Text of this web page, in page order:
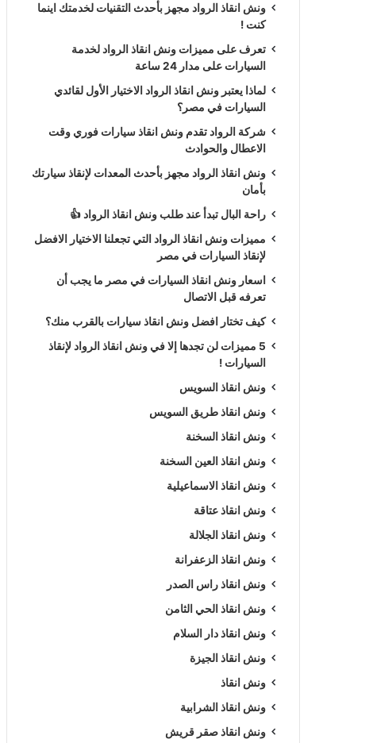
ونش انقاذ الرواد مجهز بأحدث التقنيات لخدمتك اينما
كنت !
تعرف على مميزات ونش انقاذ الرواد لخدمة
السيارات على مدار 24 ساعة
لماذا يعتبر ونش انقاذ الرواد الاختيار الأول لقائدي
السيارات في مصر؟
شركة الرواد تقدم ونش انقاذ سيارات فوري وقت
الاعطال والحوادث
ونش انقاذ الرواد مجهز بأحدث المعدات لإنقاذ سيارتك
بأمان
راحة البال تبدأ عند طلب ونش انقاذ الرواد 👍
مميزات ونش انقاذ الرواد التي تجعلنا الاختيار الافضل
لإنقاذ السيارات في مصر
اسعار ونش انقاذ السيارات في مصر ما يجب أن
تعرفه قبل الاتصال
كيف تختار افضل ونش انقاذ سيارات بالقرب منك؟
5 مميزات لن تجدها إلا في ونش انقاذ الرواد لإنقاذ
السيارات !
ونش انقاذ السويس
ونش انقاذ طريق السويس
ونش انقاذ السخنة
ونش انقاذ العين السخنة
ونش انقاذ الاسماعيلية
ونش انقاذ عتاقة
ونش انقاذ الجلالة
ونش انقاذ الزعفرانة
ونش انقاذ راس الصدر
ونش انقاذ الحي الثامن
ونش انقاذ دار السلام
ونش انقاذ الجيزة
ونش انقاذ
ونش انقاذ الشرابية
ونش انقاذ صقر قريش